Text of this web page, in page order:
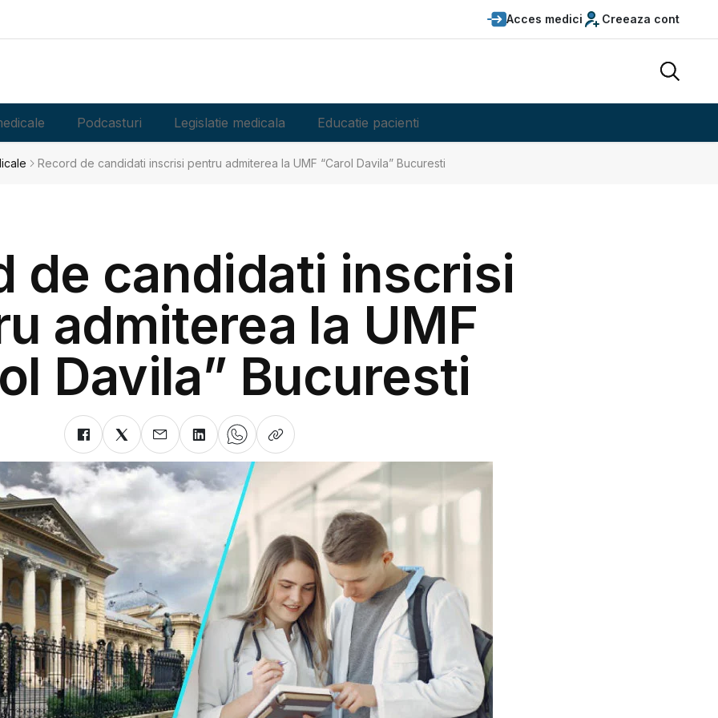
Acces medici Creeaza cont
Podcasturi Legislatie medicala Educatie pacienti
Record de candidati inscrisi pentru admiterea la UMF “Carol Davila” Bucuresti
de candidati inscrisi
admiterea la UMF
Davila” Bucuresti